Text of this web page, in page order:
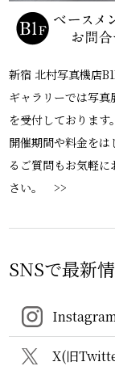
新宿 北村写真機店
ギャラリーでは写
を受付しております。
開催期間や料金をは
るご質問もお気軽
さい。 >>
SNSで最新
X(旧